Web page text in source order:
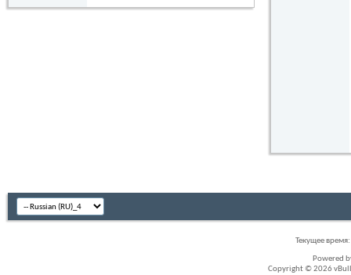
Текущее время:
Powered
Copyright © 2026